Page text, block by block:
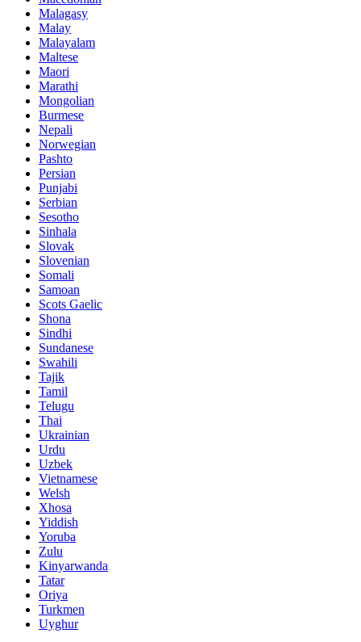
Malagasy
Malay
Malayalam
Maltese
Maori
Marathi
Mongolian
Burmese
Nepali
Norwegian
Pashto
Persian
Punjabi
Serbian
Sesotho
Sinhala
Slovak
Slovenian
Somali
Samoan
Scots Gaelic
Shona
Sindhi
Sundanese
Swahili
Tajik
Tamil
Telugu
Thai
Ukrainian
Urdu
Uzbek
Vietnamese
Welsh
Xhosa
Yiddish
Yoruba
Zulu
Kinyarwanda
Tatar
Oriya
Turkmen
Uyghur